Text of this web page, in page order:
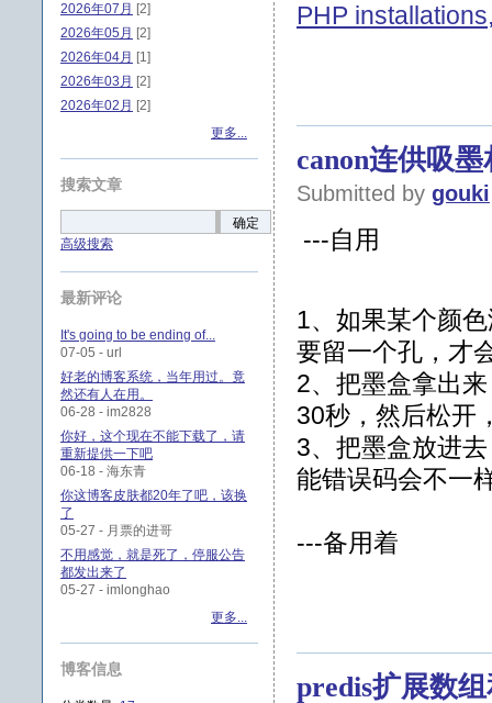
PHP
canon连供吸
Submitted by gouki
---自用
1、如果某个颜
要留一个孔，才
2、把墨盒拿出
30秒，然后松开
3、把墨盒放进
能错误码会不一
---备用着
predis扩展数
2026年07月 [2]
2026年05月 [2]
2026年04月 [1]
2026年03月 [2]
2026年02月 [2]
更多...
搜索文章
确定
高级搜索
最新评论
It's going to be ending of...
07-05 - url
好老的博客系统，当年用过。竟
然还有人在用。
06-28 - im2828
你好，这个现在不能下载了，请
重新提供一下吧
06-18 - 海东青
你这博客皮肤都20年了吧，该换
了
05-27 - 月票的进哥
不用感觉，就是死了，停服公告
都发出来了
05-27 - imlonghao
更多...
博客信息